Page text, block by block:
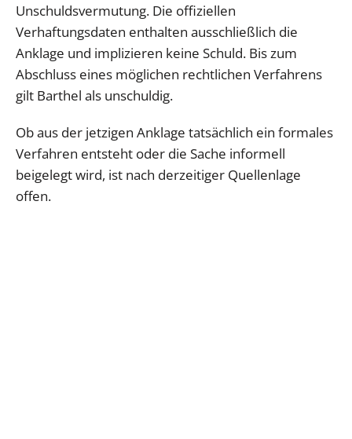
Unschuldsvermutung. Die offiziellen
Verhaftungsdaten enthalten ausschließlich die
Anklage und implizieren keine Schuld. Bis zum
Abschluss eines möglichen rechtlichen Verfahrens
gilt Barthel als unschuldig.
Ob aus der jetzigen Anklage tatsächlich ein formales
Verfahren entsteht oder die Sache informell
beigelegt wird, ist nach derzeitiger Quellenlage
offen.